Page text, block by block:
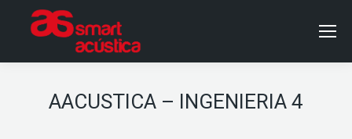
AACUSTICA – INGENIERIA 4